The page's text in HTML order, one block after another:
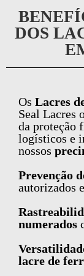
DOS
Os Lacres
Seal Lacres
da proteção
logísticos e
nossos
Prevenção
autorizados
numerados
lacre de